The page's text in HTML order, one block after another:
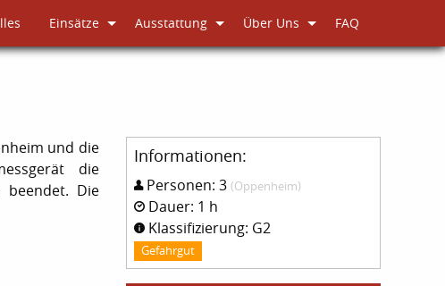
Einsätze Ausstattung Über Uns FAQ
und die
die
beendet. Die
Informationen:
Personen: 3 (Oppenheim)
Dauer: 1 h
Klassifizierung: G2
Gefahrgut